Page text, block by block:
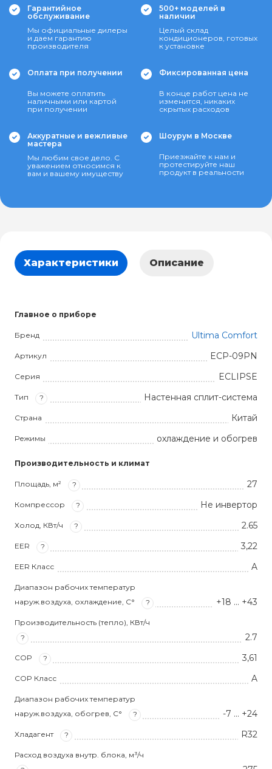
Гарантийное
обслуживание
Мы официальные дилеры
и даем гарантию
производителя
500+ моделей в
наличии
Целый склад
кондиционеров, готовых
к установке
Оплата при получении
Вы можете оплатить
наличными или картой
при получении
Фиксированная цена
В конце работ цена не
изменится, никаких
скрытых расходов
Аккуратные и вежливые
мастера
Мы любим свое дело. С
уважением относимся к
вам и вашему имуществу
Шоурум в Москве
Приезжайте к нам и
протестируйте наш
продукт в реальности
Характеристики Описание
Главное о приборе
Бренд Ultima Comfort
Артикул ECP-09PN
Серия ECLIPSE
Тип ? Настенная сплит-система
Страна Китай
Режимы охлаждение и обогрев
Производительность и климат
Площадь, м² ? 27
Компрессор ? Не инвертор
Холод, КВт/ч ? 2.65
EER ? 3,22
EER Класс A
Диапазон рабочих температур
наруж.воздуха, охлаждение, С°
? +18 … +43
Производительность (тепло), КВт/ч
?
2.7
COP ? 3,61
COP Класс A
Диапазон рабочих температур
наруж.воздуха, обогрев, С°
? -7 … +24
Хладагент ? R32
Расход воздуха внутр. блока, м³/ч